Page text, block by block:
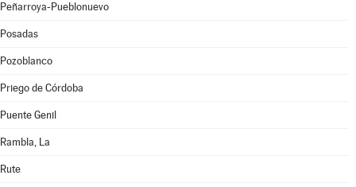
Peñarroya-Pueblonuevo
Posadas
Pozoblanco
Priego de Córdoba
Puente Genil
Rambla, La
Rute